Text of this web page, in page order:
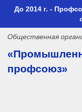
До 2014 г. -
Общественная
профсоюз»